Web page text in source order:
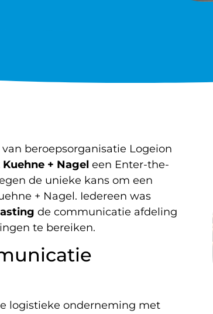
beroepsorganisatie Logeion
Kuehne + Nagel een Enter-the-
de unieke kans om een
+ Nagel. Iedereen was
de communicatie afdeling
te bereiken.
logistieke onderneming met